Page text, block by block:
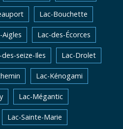
Lac-Bouchette
Aigles Lac-des-Écorces
des-seize-Iles Lac-Drolet
Lac-Kénogami
Lac-Mégantic
Lac-Sainte-Marie